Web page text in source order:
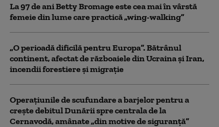
La 97 de ani Betty Bromage este cea mai în vârstă
femeie din lume care practică „wing-walking”
„O perioadă dificilă pentru Europa”. Bătrânul
continent, afectat de războaiele din Ucraina și Iran,
incendii forestiere și migrație
Operaţiunile de scufundare a barjelor pentru a
creşte debitul Dunării spre centrala de la
Cernavodă, amânate „din motive de siguranţă”